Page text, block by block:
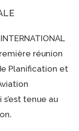
réunion
Planification et
s’est tenue au